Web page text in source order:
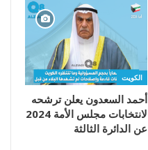
الكويت
أحمد السعدون يعلن ترشحه
لانتخابات مجلس الأمة 2024
عن الدائرة الثالثة